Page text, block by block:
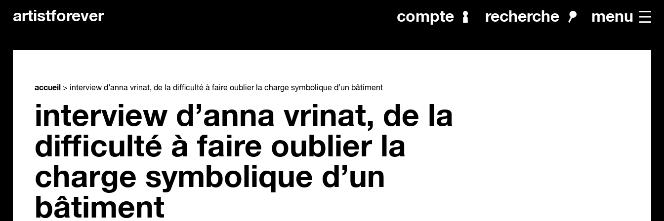
artistforever compte recherche menu
accueil > interview d’anna vrinat, de la difficulté à faire oublier la charge symbolique d’un bâtiment
interview d’anna vrinat, de la
difficulté à faire oublier la
charge symbolique d’un
bâtiment